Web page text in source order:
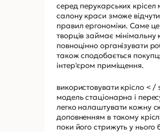
серед перукарських крісел
салону краси зможе
правил ергономіки. Саме це
творців займає мінімальну
повноцінно організувати
також сподобається
інтер'єром приміщення.
використовувати крісло < /
модель стаціонарна і
легко налаштувати кожну
доповненням в такому
поки його стрижуть у нього